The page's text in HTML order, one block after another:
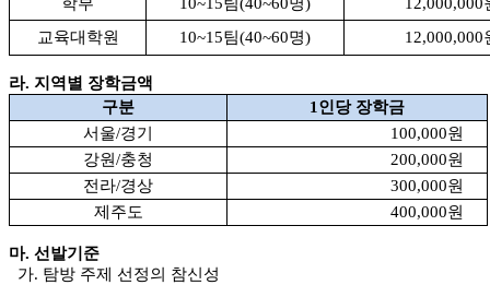
교육대학원
10~15팀(40~60명) 12,000,000
라. 지역별 장학금액
구분
1 인당 장학금
서울/경기 100,000원
강원/충청 200,000원
전라/경상 300,000원
제주도
400,000원
마. 선발기준
가. 탐방 주제 선정의 참신성